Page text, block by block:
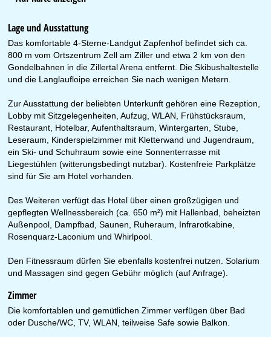
Lage und Ausstattung
Das komfortable 4-Sterne-Landgut Zapfenhof befindet sich ca.
800 m vom Ortszentrum Zell am Ziller und etwa 2 km von den
Gondelbahnen in die Zillertal Arena entfernt. Die Skibushaltestelle
und die Langlaufloipe erreichen Sie nach wenigen Metern.
Zur Ausstattung der beliebten Unterkunft gehören eine Rezeption,
Lobby mit Sitzgelegenheiten, Aufzug, WLAN, Frühstücksraum,
Restaurant, Hotelbar, Aufenthaltsraum, Wintergarten, Stube,
Leseraum, Kinderspielzimmer mit Kletterwand und Jugendraum,
ein Ski- und Schuhraum sowie eine Sonnenterrasse mit
Liegestühlen (witterungsbedingt nutzbar). Kostenfreie Parkplätze
sind für Sie am Hotel vorhanden.
Des Weiteren verfügt das Hotel über einen großzügigen und
gepflegten Wellnessbereich (ca. 650 m²) mit Hallenbad, beheizten
Außenpool, Dampfbad, Saunen, Ruheraum, Infrarotkabine,
Rosenquarz-Laconium und Whirlpool.
Den Fitnessraum dürfen Sie ebenfalls kostenfrei nutzen. Solarium
und Massagen sind gegen Gebühr möglich (auf Anfrage).
Zimmer
Die komfortablen und gemütlichen Zimmer verfügen über Bad
oder Dusche/WC, TV, WLAN, teilweise Safe sowie Balkon.